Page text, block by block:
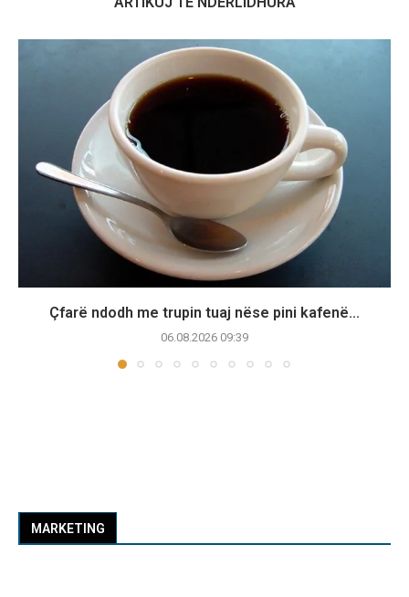
Çfarë ndodh me trupin tuaj nëse pini kafenë...
06.08.2026 09:39
MARKETING